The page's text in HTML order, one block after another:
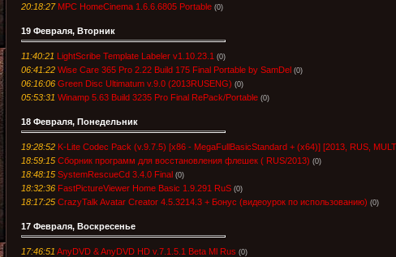
20:18:27 MPC HomeCinema 1.6.6.6805 Portable (0)
19 Февраля, Вторник
11:40:21 LightScribe Template Labeler v1.10.23.1 (0)
06:41:22 Wise Care 365 Pro 2.22 Build 175 Final Portable by SamDel (0)
06:16:06 Green Disc Ultimatum v.9.0 (2013RUSENG) (0)
05:53:31 Winamp 5.63 Build 3235 Pro Final RePack/Portable (0)
18 Февраля, Понедельник
19:28:52 K-Lite Codec Pack (v.9.7.5) [x86 - MegaFullBasicStandard + (x64)] [2013, RUS,
18:59:15 Сборник программ для восстановления флешек ( RUS/2013) (0)
18:48:15 SystemRescueCd 3.4.0 Final (0)
18:32:36 FastPictureViewer Home Basic 1.9.291 RuS (0)
18:17:25 CrazyTalk Avatar Creator 4.5.3214.3 + Бонус (видеоурок по использованию) (0)
17 Февраля, Воскресенье
17:46:51 AnyDVD & AnyDVD HD v.7.1.5.1 Beta Ml Rus (0)